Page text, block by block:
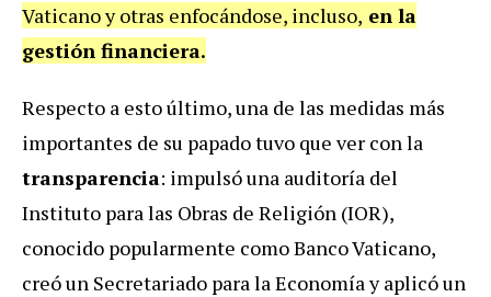
Vaticano y otras enfocándose, incluso, en la
gestión financiera.
Respecto a esto último, una de las medidas más
importantes de su papado tuvo que ver con la
transparencia: impulsó una auditoría del
Instituto para las Obras de Religión (IOR),
conocido popularmente como Banco Vaticano,
creó un Secretariado para la Economía y aplicó un